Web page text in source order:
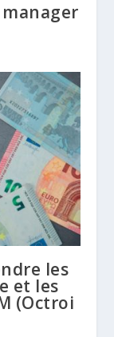
les
et les
(Octroi